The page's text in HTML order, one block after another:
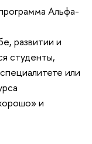
Альфа-
развитии и
студенты,
или
и